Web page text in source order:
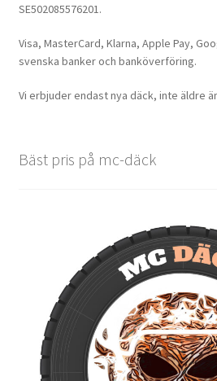
SE502085576201.
Visa, MasterCard, Klarna, Apple Pay,
svenska banker och banköverföring.
Vi erbjuder endast nya däck, inte äldre
Bäst pris på mc-däck